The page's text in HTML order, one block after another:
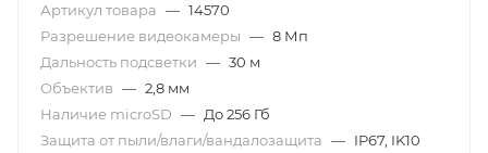
Артикул товара — 14570
Разрешение видеокамеры — 8 Мп
Дальность подсветки — 30 м
Объектив — 2,8 мм
Наличие microSD — До 256 Гб
Защита от пыли/влаги/вандалозащита — IP67, IK10